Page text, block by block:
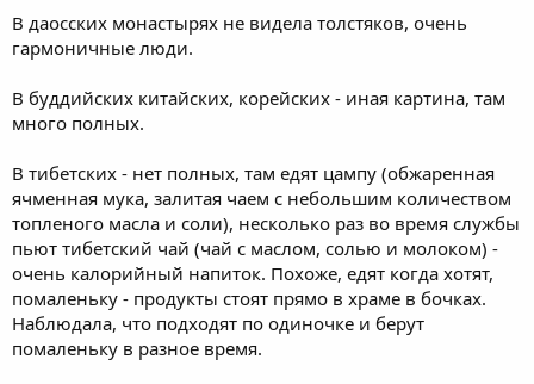
В даосских монастырях не видела толстяков, очень
гармоничные люди.
В буддийских китайских, корейских - иная картина, там
много полных.
В тибетских - нет полных, там едят цампу (обжаренная
ячменная мука, залитая чаем с небольшим количеством
топленого масла и соли), несколько раз во время службы
пьют тибетский чай (чай с маслом, солью и молоком) -
очень калорийный напиток. Похоже, едят когда хотят,
помаленьку - продукты стоят прямо в храме в бочках.
Наблюдала, что подходят по одиночке и берут
помаленьку в разное время.